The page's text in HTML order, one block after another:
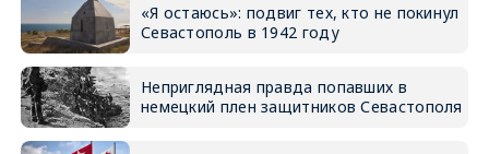
«Я остаюсь»: подвиг тех, кто не покинул
Севастополь в 1942 году
Неприглядная правда попавших в
немецкий плен защитников Севастополя